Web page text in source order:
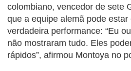
colombiano, vencedor de sete
que a equipe alemã pode estar
verdadeira performance: “Eu
não mostraram tudo. Eles
rápidos”, afirmou Montoya no